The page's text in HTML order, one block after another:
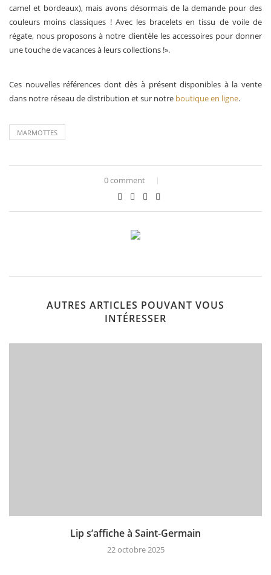
camel et bordeaux), mais avons désormais de la demande pour des
couleurs moins classiques ! Avec les bracelets en tissu de voile de
régate, nous proposons à notre clientèle les accessoires pour donner
une touche de vacances à leurs collections !».
Ces nouvelles références dont dès à présent disponibles à la vente
dans notre réseau de distribution et sur notre boutique en ligne.
MARMOTTES
0 comment
AUTRES ARTICLES POUVANT VOUS
INTÉRESSER
Lip s’affiche à Saint-Germain
22 octobre 2025